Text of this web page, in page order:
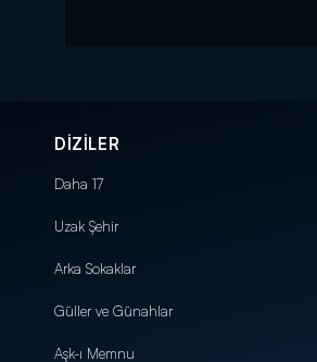
DİZİLER
Daha 17
Uzak Şehir
Arka Sokaklar
Güller ve Günahlar
Aşk-ı Memnu